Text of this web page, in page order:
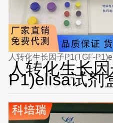
人转化生长因子P1(TGF-
人转化生长
P1)elisa试剂